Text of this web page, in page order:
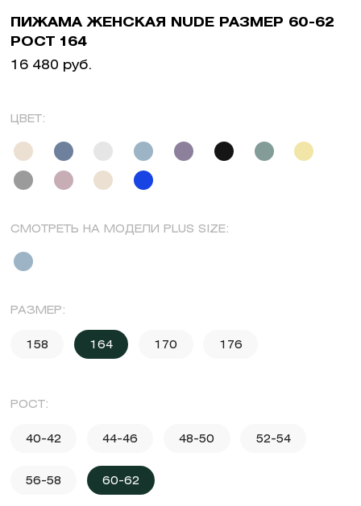
ПИЖАМА ЖЕНСКАЯ NUDE РАЗМЕР 60-62
РОСТ 164
16 480 руб.
ЦВЕТ:
СМОТРЕТЬ НА МОДЕЛИ PLUS SIZE:
РАЗМЕР:
158 164 170 176
РОСТ:
40-42 44-46 48-50 52-54
56-58 60-62